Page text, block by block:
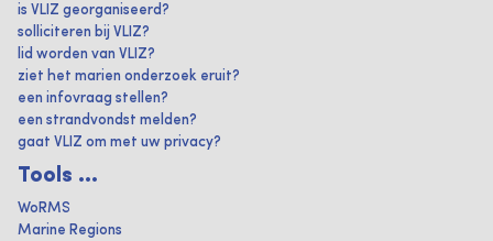
is VLIZ georganiseerd?
solliciteren bij VLIZ?
lid worden van VLIZ?
ziet het marien onderzoek eruit?
een infovraag stellen?
een strandvondst melden?
gaat VLIZ om met uw privacy?
Tools ...
WoRMS
Marine Regions